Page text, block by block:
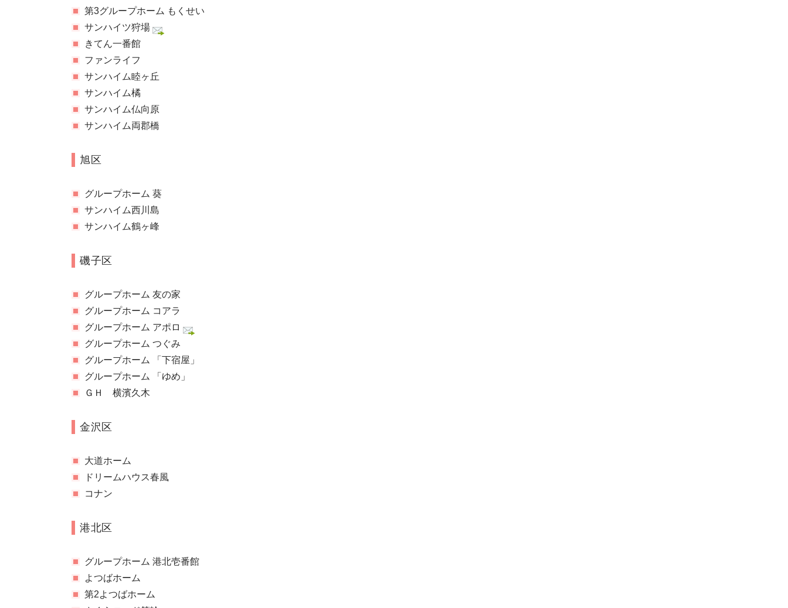
第3グループホーム もくせい
サンハイツ狩場
きてん一番館
ファンライフ
サンハイム睦ヶ丘
サンハイム橘
サンハイム仏向原
サンハイム両郡橋
旭区
グループホーム 葵
サンハイム西川島
サンハイム鶴ヶ峰
磯子区
グループホーム 友の家
グループホーム コアラ
グループホーム アポロ
グループホーム つぐみ
グループホーム 「下宿屋」
グループホーム 「ゆめ」
ＧＨ 横濱久木
金沢区
大道ホーム
ドリームハウス春風
コナン
港北区
グループホーム 港北壱番館
よつばホーム
第2よつばホーム